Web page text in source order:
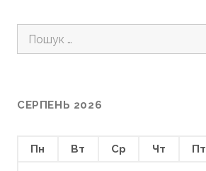
СЕРПЕНЬ 2026
Пн Вт Ср Чт Пт